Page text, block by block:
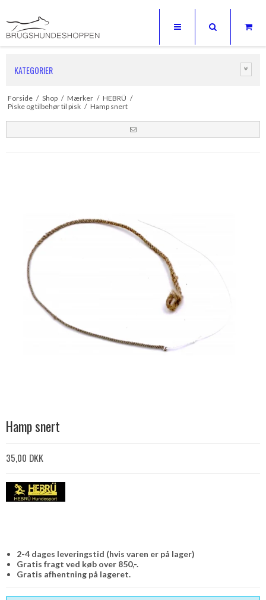
KATEGORIER
Forside / Shop / Mærker / HEBRÜ /
Piske og tilbehør til pisk / Hamp snert
Hamp snert
35,00 DKK
2-4 dages leveringstid (hvis varen er på lager)
Gratis fragt ved køb over 850,-.
Gratis afhentning på lageret.